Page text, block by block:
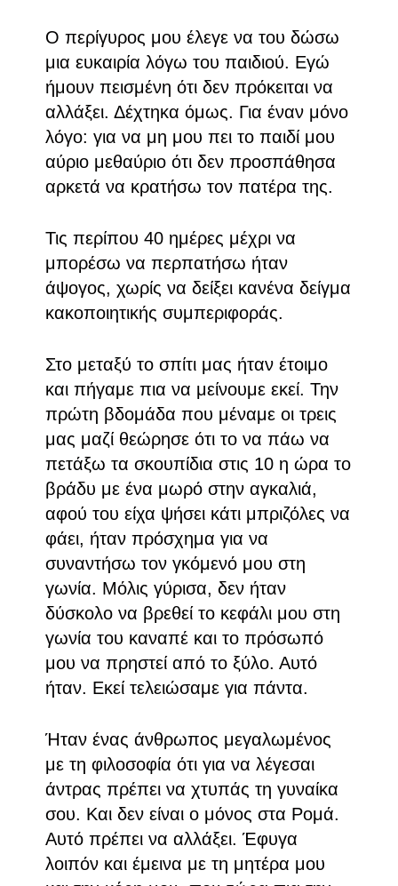
Ο περίγυρος μου έλεγε να του δώσω
μια ευκαιρία λόγω του παιδιού. Εγώ
ήμουν πεισμένη ότι δεν πρόκειται να
αλλάξει. Δέχτηκα όμως. Για έναν μόνο
λόγο: για να μη μου πει το παιδί μου
αύριο μεθαύριο ότι δεν προσπάθησα
αρκετά να κρατήσω τον πατέρα της.
Τις περίπου 40 ημέρες μέχρι να
μπορέσω να περπατήσω ήταν
άψογος, χωρίς να δείξει κανένα δείγμα
κακοποιητικής συμπεριφοράς.
Στο μεταξύ το σπίτι μας ήταν έτοιμο
και πήγαμε πια να μείνουμε εκεί. Την
πρώτη βδομάδα που μέναμε οι τρεις
μας μαζί θεώρησε ότι το να πάω να
πετάξω τα σκουπίδια στις 10 η ώρα το
βράδυ με ένα μωρό στην αγκαλιά,
αφού του είχα ψήσει κάτι μπριζόλες να
φάει, ήταν πρόσχημα για να
συναντήσω τον γκόμενό μου στη
γωνία. Μόλις γύρισα, δεν ήταν
δύσκολο να βρεθεί το κεφάλι μου στη
γωνία του καναπέ και το πρόσωπό
μου να πρηστεί από το ξύλο. Αυτό
ήταν. Εκεί τελειώσαμε για πάντα.
Ήταν ένας άνθρωπος μεγαλωμένος
με τη φιλοσοφία ότι για να λέγεσαι
άντρας πρέπει να χτυπάς τη γυναίκα
σου. Και δεν είναι ο μόνος στα Ρομά.
Αυτό πρέπει να αλλάξει. Έφυγα
λοιπόν και έμεινα με τη μητέρα μου